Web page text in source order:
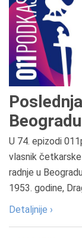
U 74. epizodi
vlasnik
radnje u
1953. godine,
Detaljnije ›